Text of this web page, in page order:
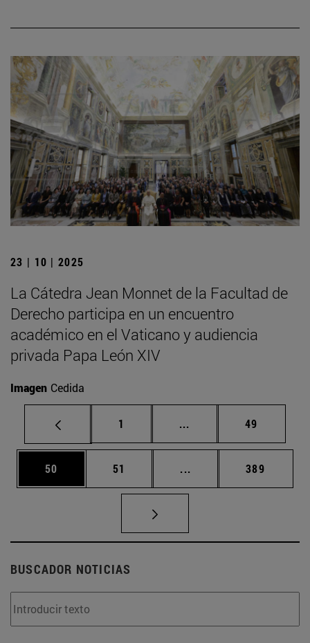
23 | 10 | 2025
La Cátedra Jean Monnet de la Facultad de
Derecho participa en un encuentro
académico en el Vaticano y audiencia
privada Papa León XIV
Imagen Cedida
Página
1 ... Páginas intermedias
Página
49
Página
50 Página
51 ... Páginas intermedias
Página
389
BUSCADOR NOTICIAS